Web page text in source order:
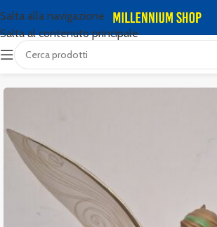
Salta alla navigazione
Salta al contenuto principale